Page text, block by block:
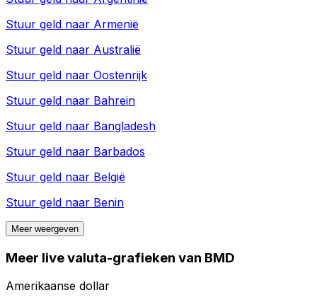
Stuur geld naar Armenië
Stuur geld naar Australië
Stuur geld naar Oostenrijk
Stuur geld naar Bahrein
Stuur geld naar Bangladesh
Stuur geld naar Barbados
Stuur geld naar België
Stuur geld naar Benin
Meer weergeven
Meer live valuta-grafieken van BMD
Amerikaanse dollar